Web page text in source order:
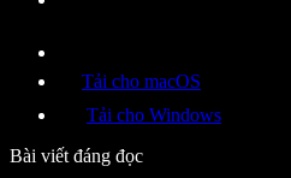
Tải cho macOS
Tải cho Windows
Bài viết đáng đọc